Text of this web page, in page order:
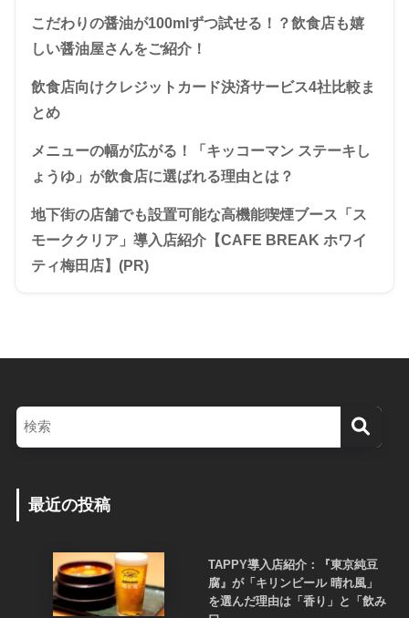
こだわりの醤油が100mlずつ試せる！？飲食店も嬉
しい醤油屋さんをご紹介！
飲食店向けクレジットカード決済サービス4社比較ま
とめ
メニューの幅が広がる！「キッコーマン ステーキし
ょうゆ」が飲食店に選ばれる理由とは？
地下街の店舗でも設置可能な高機能喫煙ブース「ス
モーククリア」導入店紹介【CAFE BREAK ホワイ
ティ梅田店】(PR)
最近の投稿
TAPPY導入店紹介：『東京純豆
腐』が「キリンビール 晴れ風」
を選んだ理由は「香り」と「飲み